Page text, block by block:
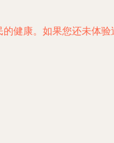
健康。如果您还未体验